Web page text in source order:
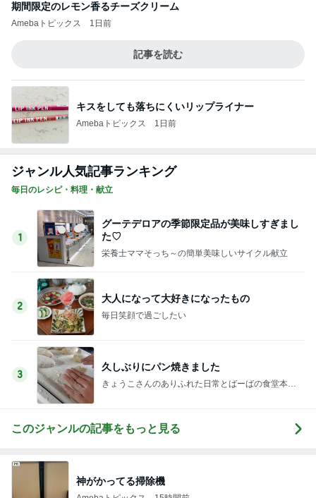
期間限定のレモン香るチーズクリーム
Amebaトピックス 1日前
記事を読む
キスをしても落ちにくいリップライナー
Amebaトピックス 1日前
ジャンル人気記事ランキング
毎日のレシピ・料理・献立
1
グーテデロアの季節限定品が美味しすぎまし
た♡
栄養士ママそっち～の簡単美味しいサイクル献立
2
大人になって大好きになったもの
毎日笑顔で過ごしたい
3
久しぶりにパン焼きました
きょうこさんのありふれた日常とばーばの食堂本日
このジャンルの記事をもっと見る
神がかってる掃除機